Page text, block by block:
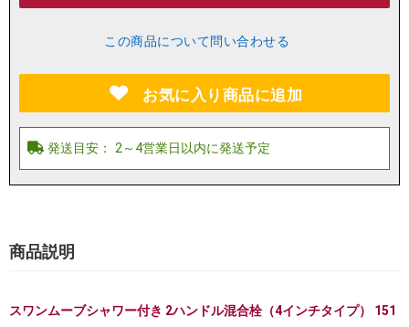
この商品について問い合わせる
お気に入り商品に追加
商品説明
スワンムーブシャワー付き 2ハンドル混合栓（4インチタイプ） 151